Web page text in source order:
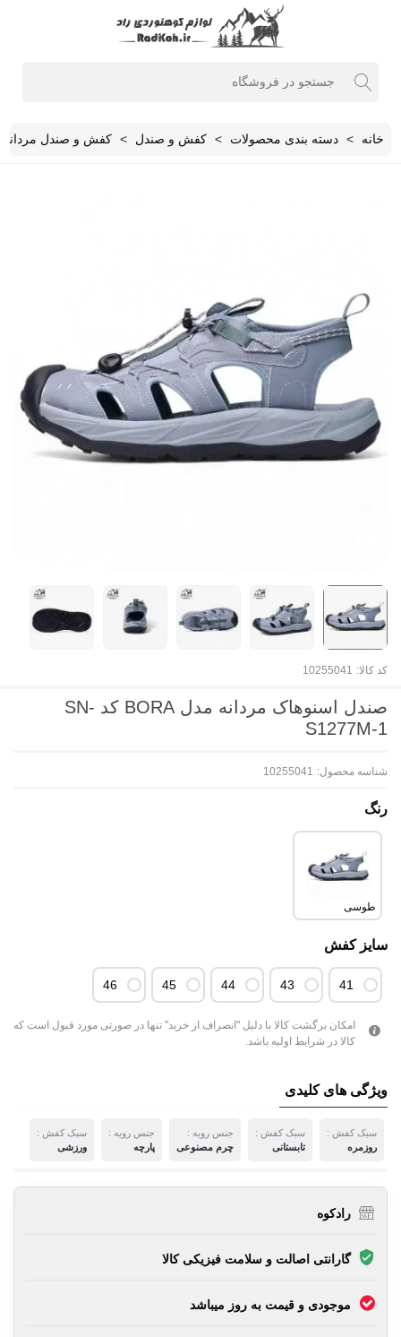
خانه > دسته بندی محصولات > کفش و صندل > کفش و صندل مردانه
کد کالا: 10255041
صندل اسنوهاک مردانه مدل BORA کد SN-
S1277M-1
شناسه محصول: 10255041
رنگ
طوسی
سایز کفش
41
43
44
45
46
امکان برگشت کالا با دلیل "انصراف از خرید" تنها در صورتی مورد قبول است که
کالا در شرایط اولیه باشد.
ویژگی های کلیدی
سبک کفش :
روزمره
سبک کفش :
تابستانی
جنس رویه :
چرم مصنوعی
جنس رویه :
پارچه
سبک کفش :
ورزشی
رادکوه
گارانتی اصالت و سلامت فیزیکی کالا
موجودی و قیمت به روز میباشد